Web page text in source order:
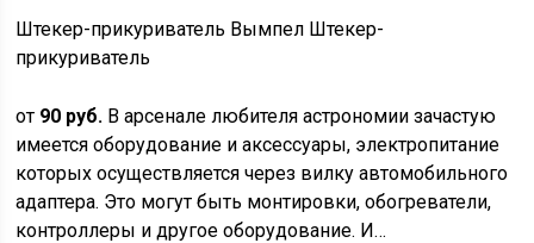
Штекер-прикуриватель Вымпел Штекер-
прикуриватель
от 90 руб. В арсенале любителя астрономии зачастую
имеется оборудование и аксессуары, электропитание
которых осуществляется через вилку автомобильного
адаптера. Это могут быть монтировки, обогреватели,
контроллеры и другое оборудование. И…